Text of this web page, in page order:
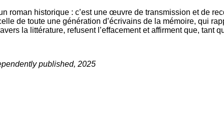
roman historique : c’est une œuvre de transmission et de
de toute une génération d’écrivains de la mémoire, qui
la littérature, refusent l’effacement et affirment que, tant
published, 2025